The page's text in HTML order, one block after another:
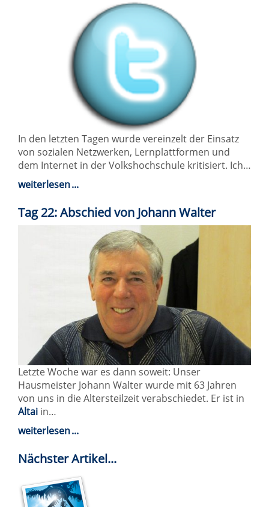
In den letzten Tagen wurde vereinzelt der Einsatz
von sozialen Netzwerken, Lernplattformen und
dem Internet in der Volkshochschule kritisiert. Ich…
weiterlesen
Tag 22: Abschied von Johann Walter
Letzte Woche war es dann soweit: Unser
Hausmeister Johann Walter wurde mit 63 Jahren
von uns in die Altersteilzeit verabschiedet. Er ist in
Altai in…
weiterlesen
Nächster Artikel...